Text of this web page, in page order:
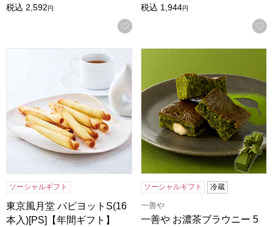
税込 2,592円
お気に入りに登録する
税込 1,944円
東京風月堂 パピヨットS(16本入)[PS]【年間ギフト】
ソーシャルギフト
東京風月堂 パピヨットS(16
本入)[PS]【年間ギフト】
ソーシャルギフト 冷蔵
一善や
一善や お濃茶ブラウニー 5